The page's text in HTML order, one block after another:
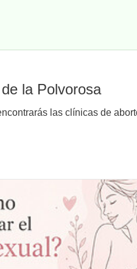
la Polvorosa
las clínicas de